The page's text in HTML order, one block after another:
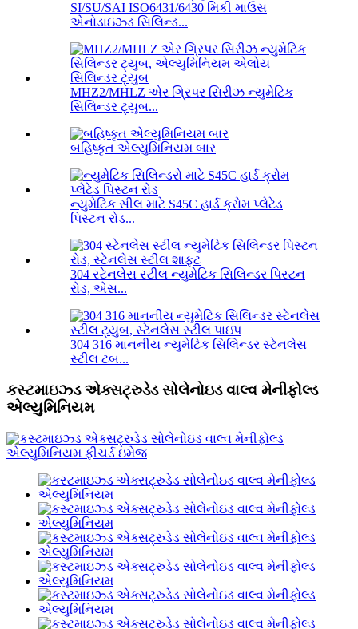
SI/SU/SAI ISO6431/6430 મિકી માઉસ
એનોડાઇઝ્ડ સિલિન્ડ...
MHZ2/MHLZ એર ગ્રિપર સિરીઝ ન્યુમેટિક
સિલિન્ડર ટ્યુબ...
બહિષ્કૃત એલ્યુમિનિયમ બાર
ન્યુમેટિક સીલ માટે S45C હાર્ડ ક્રોમ પ્લેટેડ
પિસ્ટન રોડ...
304 સ્ટેનલેસ સ્ટીલ ન્યુમેટિક સિલિન્ડર પિસ્ટન
રોડ, એસ...
304 316 માનનીય ન્યુમેટિક સિલિન્ડર સ્ટેનલેસ
સ્ટીલ ટબ...
કસ્ટમાઇઝ્ડ એક્સટ્રુડેડ સોલેનોઇડ વાલ્વ મેનીફોલ્ડ
એલ્યુમિનિયમ